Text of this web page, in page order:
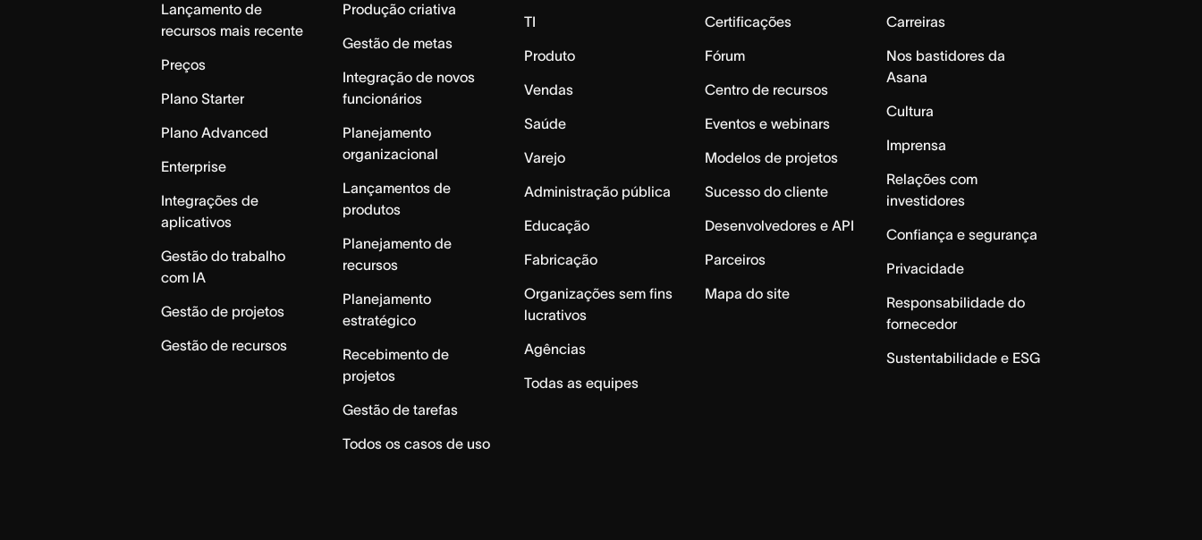
Lançamento de
recursos mais recente
Preços
Plano Starter
Plano Advanced
Enterprise
Integrações de
aplicativos
Gestão do trabalho
com IA
Gestão de projetos
Gestão de recursos
Produção criativa
Gestão de metas
Integração de novos
funcionários
Planejamento
organizacional
Lançamentos de
produtos
Planejamento de
recursos
Planejamento
estratégico
Recebimento de
projetos
Gestão de tarefas
Todos os casos de uso
TI
Produto
Vendas
Saúde
Varejo
Administração pública
Educação
Fabricação
Organizações sem fins
lucrativos
Agências
Todas as equipes
Certificações
Fórum
Centro de recursos
Eventos e webinars
Modelos de projetos
Sucesso do cliente
Desenvolvedores e API
Parceiros
Mapa do site
Carreiras
Nos bastidores da
Asana
Cultura
Imprensa
Relações com
investidores
Confiança e segurança
Privacidade
Responsabilidade do
fornecedor
Sustentabilidade e ESG